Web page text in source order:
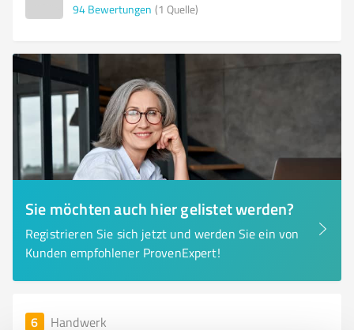
94 Bewertungen (1 Quelle)
Sie möchten auch hier gelistet werden?
Registrieren Sie sich jetzt und werden Sie ein von
Kunden empfohlener ProvenExpert!
6 Handwerk